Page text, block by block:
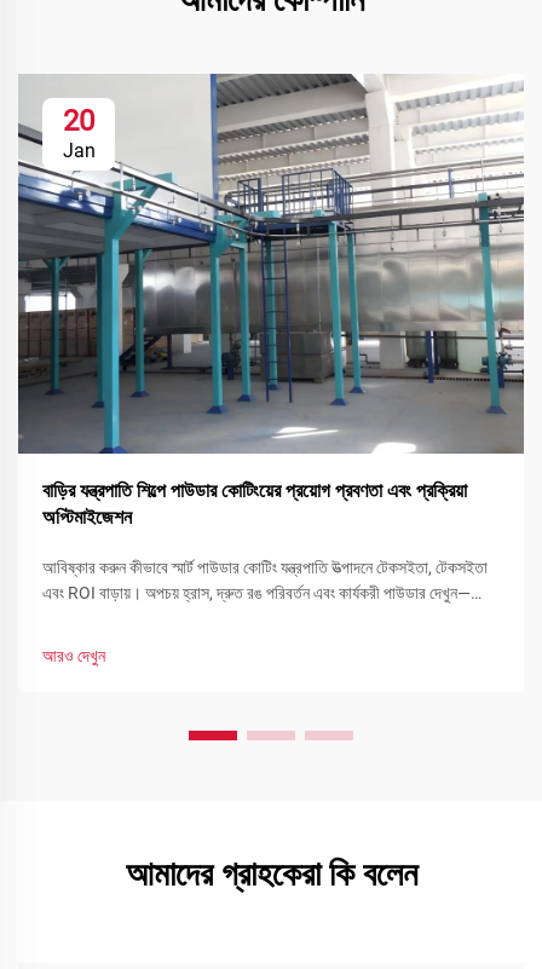
20
Jan
বাড়ির যন্ত্রপাতি শিল্পে পাউডার কোটিংয়ের প্রয়োগ প্রবণতা এবং প্রক্রিয়া
অপ্টিমাইজেশন
আবিষ্কার করুন কীভাবে স্মার্ট পাউডার কোটিং যন্ত্রপাতি উত্পাদনে টেকসইতা, টেকসইতা
এবং ROI বাড়ায়। অপচয় হ্রাস, দ্রুত রঙ পরিবর্তন এবং কার্যকরী পাউডার দেখুন—
আরও দেখুন
আমাদের গ্রাহকেরা কি বলেন